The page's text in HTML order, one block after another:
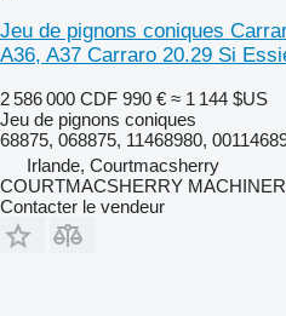
Jeu de pignons coniques
A36, A37 Carraro 20.29 Si
2 586 000 CDF 990 € ≈ 1 144 $US
Jeu de pignons coniques
68875, 068875, 11468980,
Irlande, Courtmacsherry
COURTMACSHERRY
Contacter le vendeur